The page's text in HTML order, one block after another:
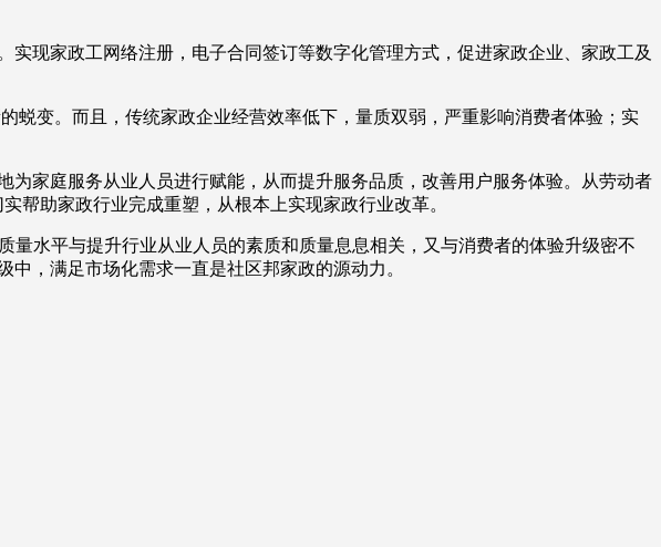
现家政工网络注册，电子合同签订等数字化管理方式，促进家政企业、家政工及
蜕变。而且，传统家政企业经营效率低下，量质双弱，严重影响消费者体验；实
家庭服务从业人员进行赋能，从而提升服务品质，改善用户服务体验。从劳动者
帮助家政行业完成重塑，从根本上实现家政行业改革。
量水平与提升行业从业人员的素质和质量息息相关，又与消费者的体验升级密不
，满足市场化需求一直是社区邦家政的源动力。